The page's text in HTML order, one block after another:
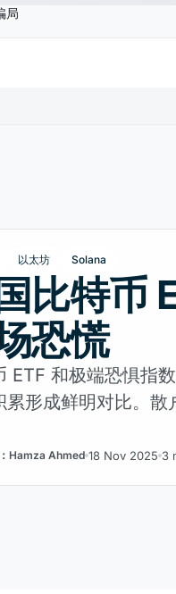
局
以太坊 Solana
比特币
恐慌
ETF 和极端恐惧指
累形成鲜明对比。
Hamza Ahmed 18 Nov 2025 3